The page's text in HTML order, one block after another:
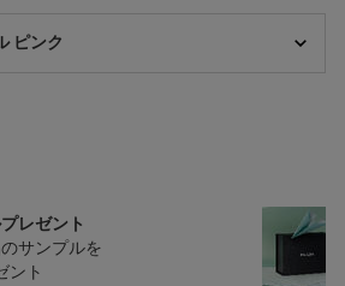
ケア の カラー を選択してください
ピンク
れです, U001 アストラル ピンク, 1/1
税込）以上
送料無料